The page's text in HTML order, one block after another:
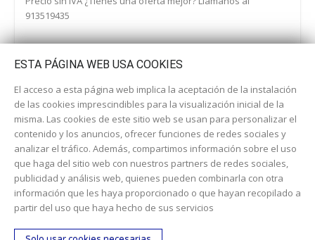
913519435
Dirección:c/ Cercedilla nº 14, 28925 Alcorcón
Email:contacta aquí
ESTA PÁGINA WEB USA COOKIES
El acceso a esta página web implica la aceptación de la instalación
de las cookies imprescindibles para la visualización inicial de la
misma. Las cookies de este sitio web se usan para personalizar el
contenido y los anuncios, ofrecer funciones de redes sociales y
analizar el tráfico. Además, compartimos información sobre el uso
que haga del sitio web con nuestros partners de redes sociales,
publicidad y análisis web, quienes pueden combinarla con otra
información que les haya proporcionado o que hayan recopilado a
partir del uso que haya hecho de sus servicios